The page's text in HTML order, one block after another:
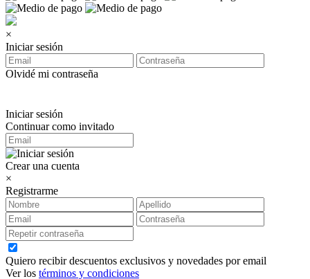
×
Iniciar sesión
Olvidé mi contraseña
Iniciar sesión
Continuar como invitado
Crear una cuenta
×
Registrarme
Quiero recibir descuentos exclusivos y novedades por email
Ver los términos y condiciones